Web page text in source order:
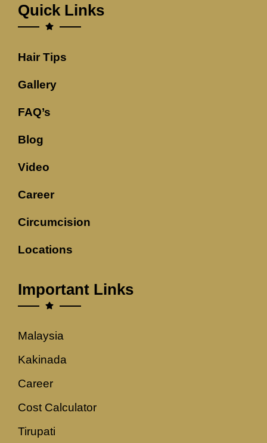
Quick Links
Hair Tips
Gallery
FAQ’s
Blog
Video
Career
Circumcision
Locations
Important Links
Malaysia
Kakinada
Career
Cost Calculator
Tirupati